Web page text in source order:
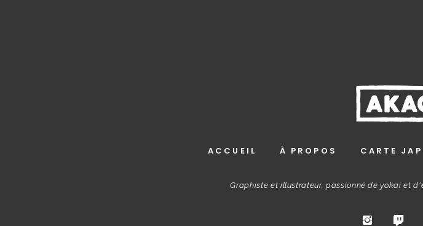
ACCUEIL À PROPOS CARTE
Graphiste et illustrateur, passionné de yokai et